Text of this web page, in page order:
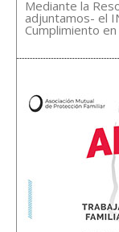
Mediante la
adjuntamos- el
Cumplimiento